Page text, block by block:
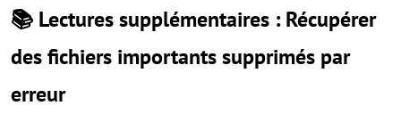
📚️ Lectures supplémentaires : Récupérer
des fichiers importants supprimés par
erreur